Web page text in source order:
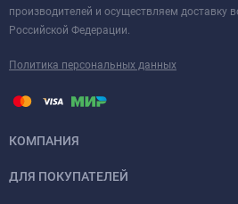
производителей и осуществляем доставку
Российской Федерации.
Политика персональных данных
КОМПАНИЯ
ДЛЯ ПОКУПАТЕЛЕЙ